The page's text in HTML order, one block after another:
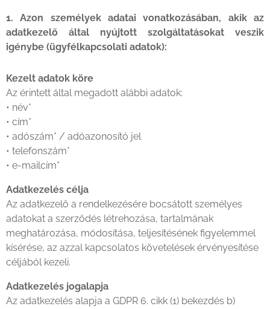
1. Azon személyek adatai vonatkozásában, akik az
adatkezelő által nyújtott szolgáltatásokat veszik
igénybe (ügyfélkapcsolati adatok):
Kezelt adatok köre
Az érintett által megadott alábbi adatok:
• név*
• cím*
• adószám* / adóazonosító jel
• telefonszám*
• e-mailcím*
Adatkezelés célja
Az adatkezelő a rendelkezésére bocsátott személyes
adatokat a szerződés létrehozása, tartalmának
meghatározása, módosítása, teljesítésének figyelemmel
kísérése, az azzal kapcsolatos követelések érvényesítése
céljából kezeli.
Adatkezelés jogalapja
Az adatkezelés alapja a GDPR 6. cikk (1) bekezdés b)